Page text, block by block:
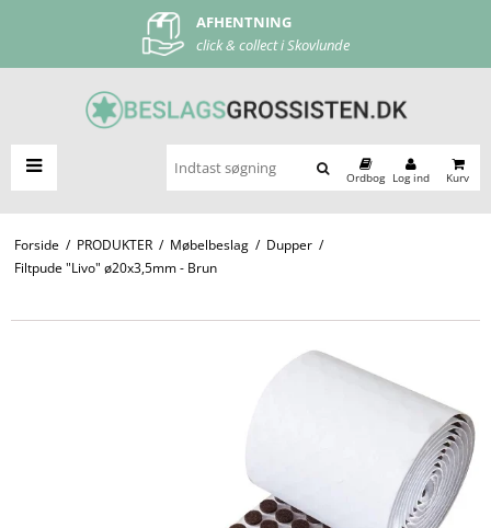
AFHENTNING
click & collect i Skovlunde
FRI FRAGT
ved køb over 500 kr
Ordbog Log ind Kurv
Forside / PRODUKTER / Møbelbeslag / Dupper /
Filtpude "Livo" ø20x3,5mm - Brun